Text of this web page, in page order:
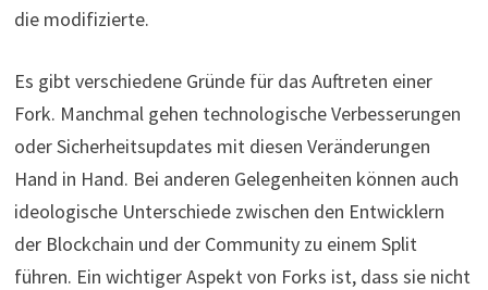
die modifizierte.
Es gibt verschiedene Gründe für das Auftreten einer
Fork. Manchmal gehen technologische Verbesserungen
oder Sicherheitsupdates mit diesen Veränderungen
Hand in Hand. Bei anderen Gelegenheiten können auch
ideologische Unterschiede zwischen den Entwicklern
der Blockchain und der Community zu einem Split
führen. Ein wichtiger Aspekt von Forks ist, dass sie nicht